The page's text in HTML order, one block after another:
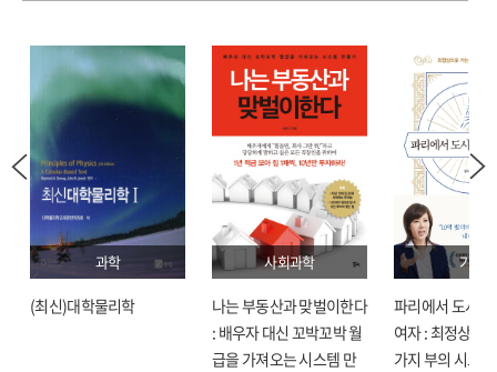
과학
(최신)대학물리학
사회과학
나는 부동산과 맞벌이한다
: 배우자 대신 꼬박꼬박 월
급을 가져오는 시스템 만
기술
파리에서 도시락
여자 : 최정상으
가지 부의 시크릿